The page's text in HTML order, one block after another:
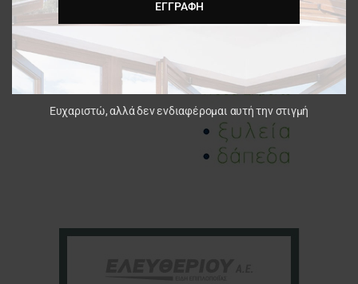
ΕΓΓΡΑΦΉ
Ευχαριστώ, αλλά δεν ενδιαφέρομαι αυτή την στιγμή